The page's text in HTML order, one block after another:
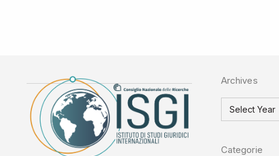
Archives
Categorie